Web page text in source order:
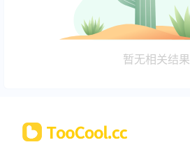
暂无相关结果